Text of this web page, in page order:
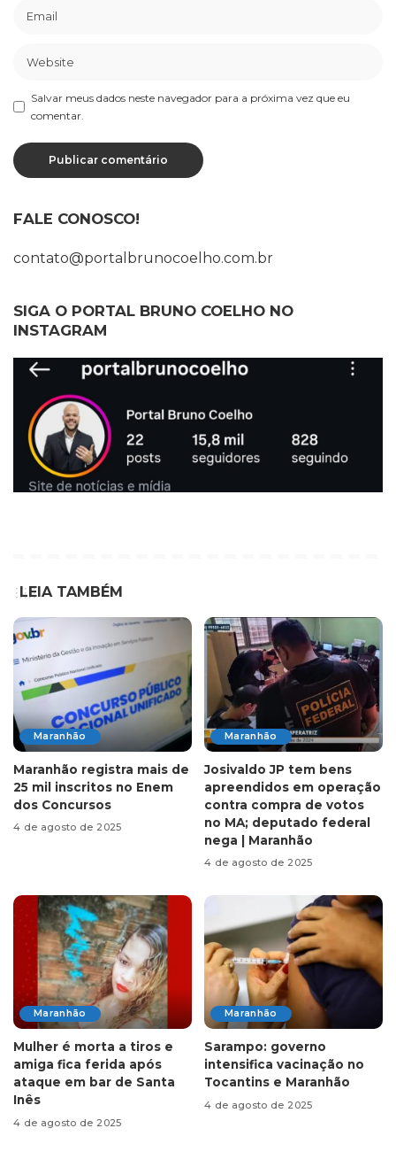
Salvar meus dados neste navegador para a próxima vez que eu
comentar.
FALE CONOSCO!
contato@portalbrunocoelho.com.br
SIGA O PORTAL BRUNO COELHO NO
INSTAGRAM
LEIA TAMBÉM
Maranhão
Maranhão registra mais de
25 mil inscritos no Enem
dos Concursos
4 de agosto de 2025
Maranhão
Josivaldo JP tem bens
apreendidos em operação
contra compra de votos
no MA; deputado federal
nega | Maranhão
4 de agosto de 2025
Maranhão
Mulher é morta a tiros e
amiga fica ferida após
ataque em bar de Santa
Inês
4 de agosto de 2025
Maranhão
Sarampo: governo
intensifica vacinação no
Tocantins e Maranhão
4 de agosto de 2025